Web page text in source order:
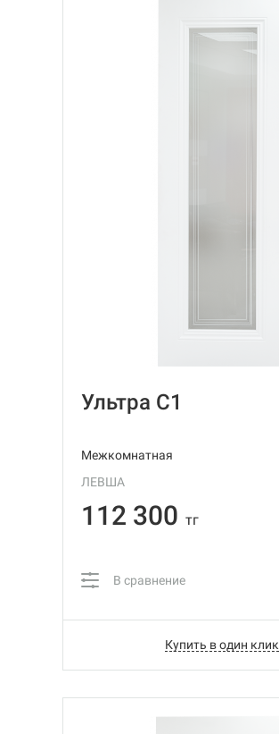
Ультра С1
Межкомнатная
ЛЕВША
112 300 тг
В сравнение
Купить в один клик